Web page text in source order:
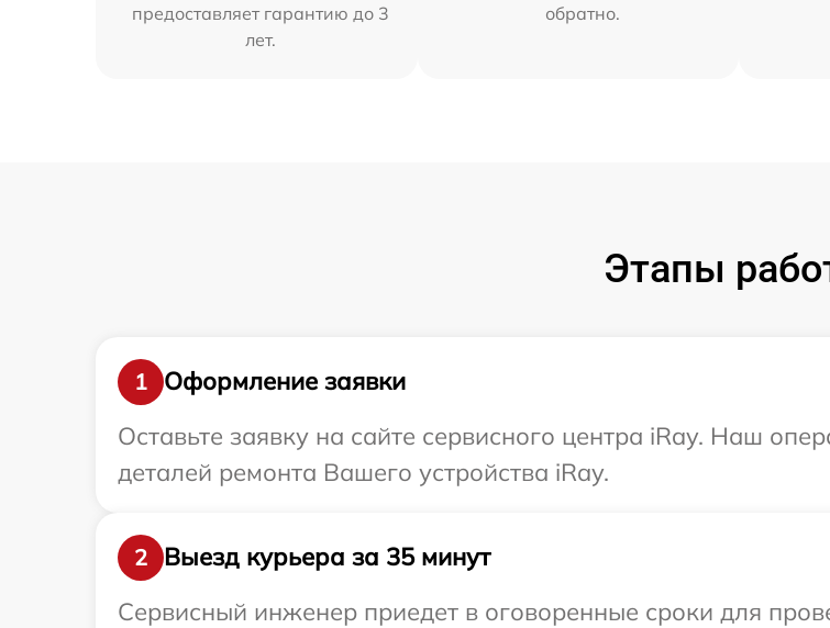
предоставляет гарантию до 3
лет.
обратно.
Этапы
1
Оформление заявки
Оставьте заявку на сайте сервисного центра iRay. Наш
деталей ремонта Вашего устройства iRay.
2
Выезд курьера за 35 минут
Сервисный инженер приедет в оговоренные сроки для